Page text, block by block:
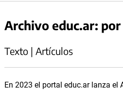
Archivo educ.ar:
Texto | Artículos
En 2023 el portal educ.ar lanza el